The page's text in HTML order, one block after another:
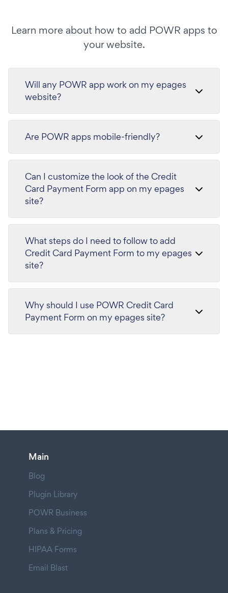
Learn more about how to add POWR apps to
your website.
Will any POWR app work on my epages
website?
Are POWR apps mobile-friendly?
Can I customize the look of the Credit
Card Payment Form app on my epages
site?
What steps do I need to follow to add
Credit Card Payment Form to my epages
site?
Why should I use POWR Credit Card
Payment Form on my epages site?
Main
Blog
Plugin Library
POWR Business
Plans & Pricing
HIPAA Forms
Email Blast